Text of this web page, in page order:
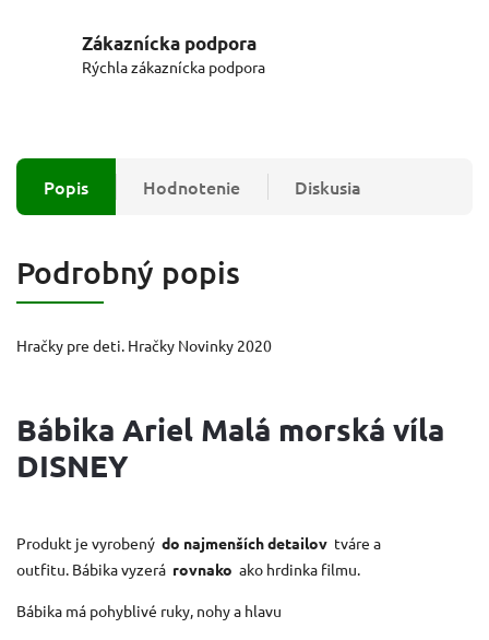
Zákaznícka podpora
Rýchla zákaznícka podpora
Popis Hodnotenie Diskusia
Podrobný popis
Hračky pre deti. Hračky Novinky 2020
Bábika Ariel Malá morská víla
DISNEY
Produkt je vyrobený do najmenších detailov tváre a
outfitu. Bábika vyzerá rovnako ako hrdinka filmu.
Bábika má pohyblivé ruky, nohy a hlavu